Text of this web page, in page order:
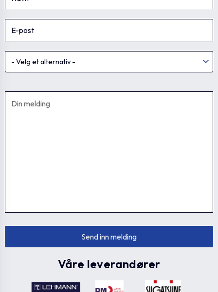
Våre leverandører